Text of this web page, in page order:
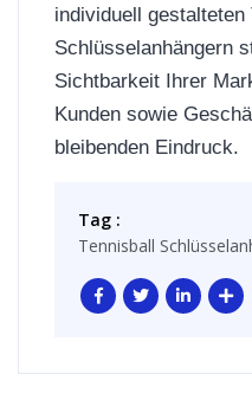
individuell gestalteten
Schlüsselanhängern
Sichtbarkeit Ihrer
Kunden sowie
bleibenden Eindruck.
Tag :
Tennisball